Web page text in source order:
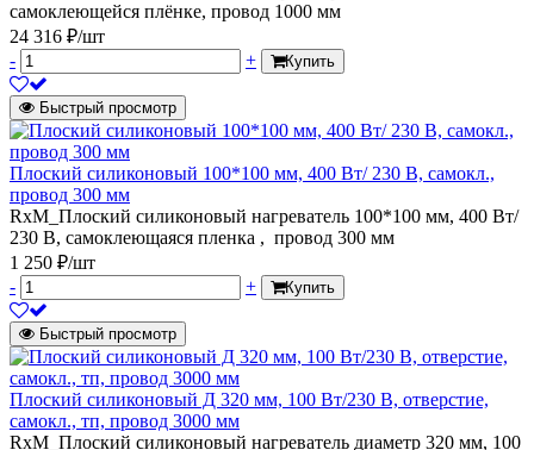
самоклеющейся плёнке, провод 1000 мм
24 316 ₽/шт
-
+ Купить
Быстрый просмотр
Плоский силиконовый 100*100 мм, 400 Вт/ 230 В, самокл.,
провод 300 мм
RxM_Плоский силиконовый нагреватель 100*100 мм, 400 Вт/
230 В, самоклеющаяся пленка , провод 300 мм
1 250 ₽/шт
-
+ Купить
Быстрый просмотр
Плоский силиконовый Д 320 мм, 100 Вт/230 В, отверстие,
самокл., тп, провод 3000 мм
RxM_Плоский силиконовый нагреватель диаметр 320 мм, 100